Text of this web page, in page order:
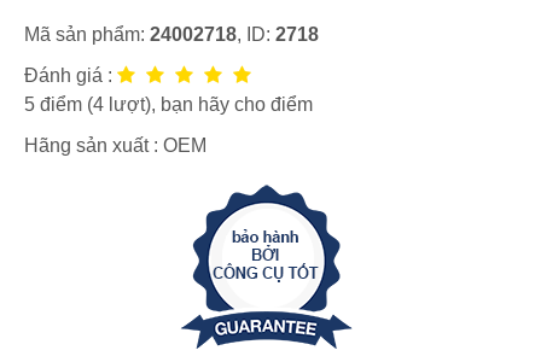
Mã sản phẩm: 24002718, ID: 2718
Đánh giá :
5 điểm (4 lượt), bạn hãy cho điểm
Hãng sản xuất : OEM